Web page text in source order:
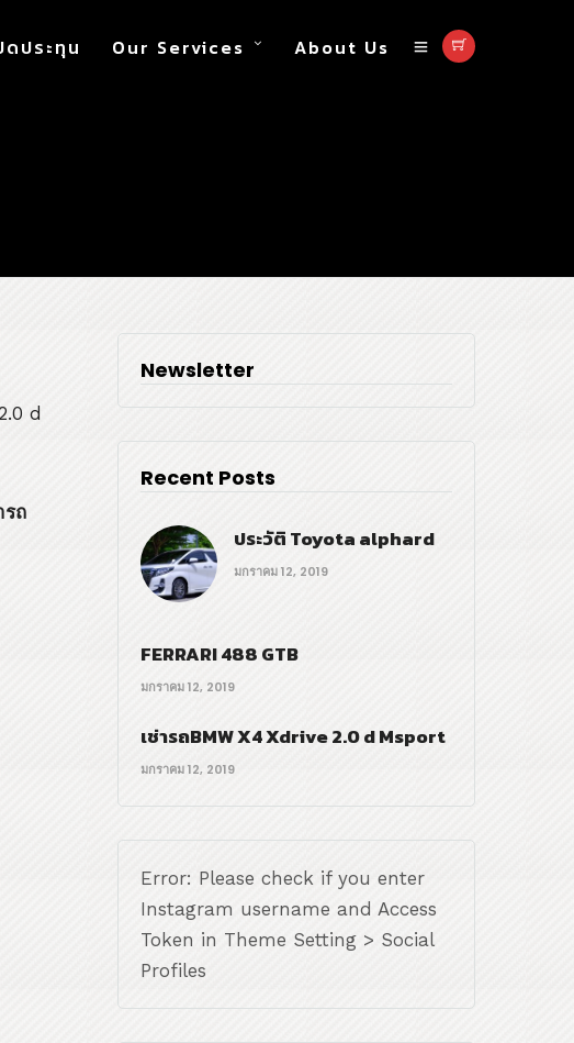
ดประทุน Our Services About Us
d
รถ
Newsletter
Recent Posts
ประวัติ Toyota alphard
มกราคม 12, 2019
FERRARI 488 GTB
มกราคม 12, 2019
เช่ารถBMW X4 Xdrive 2.0 d Msport
มกราคม 12, 2019
Error: Please check if you enter
Instagram username and Access
Token in Theme Setting > Social
Profiles